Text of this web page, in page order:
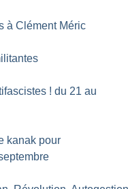
à Clément Méric
! du 21 au
kanak pour